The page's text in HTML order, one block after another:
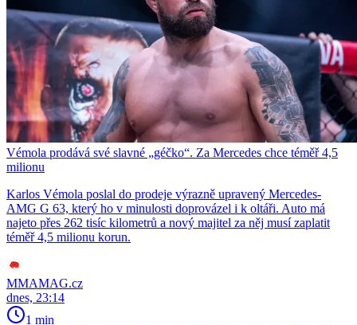
Vémola prodává své slavné „géčko“. Za Mercedes chce téměř 4,5
milionu
Karlos Vémola poslal do prodeje výrazně upravený Mercedes-
AMG G 63, který ho v minulosti doprovázel i k oltáři. Auto má
najeto přes 262 tisíc kilometrů a nový majitel za něj musí zaplatit
téměř 4,5 milionu korun.
MMAMAG.cz
dnes, 23:14
1 min